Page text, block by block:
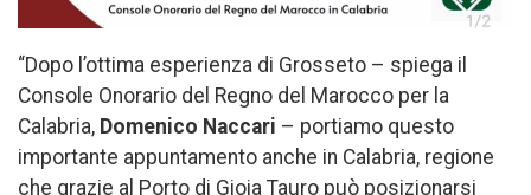
“Dopo l’ottima esperienza di Grosseto – spiega il
Console Onorario del Regno del Marocco per la
Calabria, Domenico Naccari – portiamo questo
importante appuntamento anche in Calabria, regione
che grazie al Porto di Gioia Tauro può posizionarsi